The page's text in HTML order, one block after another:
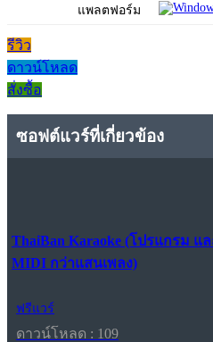
แพลตฟอร์ม
รีวิว
ดาวน์โหลด
สั่งซื้อ
ซอฟต์แวร์ที่เกี่ยวข้อง
ThaiBan Karaoke (โปรแกรม แ
MIDI กว่าแสนเพลง)
ฟรีแวร์
ดาวน์โหลด : 109